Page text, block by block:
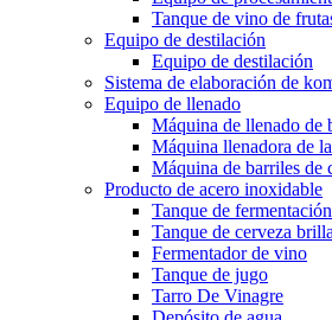
Tanque de vino de
Equipo de destilación
Equipo de destilación
Sistema de elaboración de
Equipo de llenado
Máquina de llenado de
Máquina llenadora de
Máquina de barriles de
Producto de acero inoxidable
Tanque de
Tanque de cerveza
Fermentador de vino
Tanque de jugo
Tarro De Vinagre